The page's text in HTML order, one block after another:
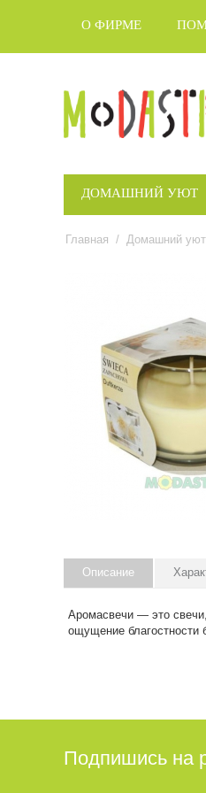
О ФИРМЕ
ДОМАШНИЙ УЮТ
Главная / Домашний уют
Описание
Аромасвечи — это
ощущение благостности
Подпишись на